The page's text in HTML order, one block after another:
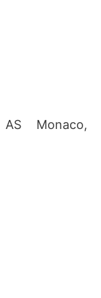
Monaco,